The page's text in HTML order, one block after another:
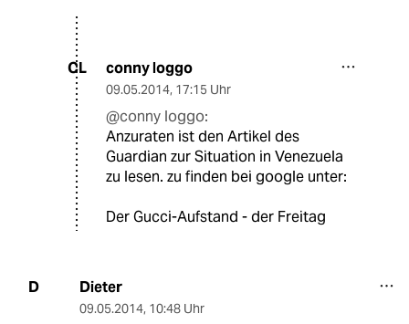
CL conny loggo
09.05.2014, 17:15 Uhr
@conny loggo:
Anzuraten ist den Artikel des
Guardian zur Situation in Venezuela
zu lesen. zu finden bei google unter:
Der Gucci-Aufstand - der Freitag
D Dieter
09.05.2014, 10:48 Uhr